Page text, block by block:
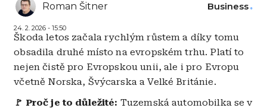
Roman Šitner
24. 2. 2026 - 15:50
Business
Škoda letos začala rychlým růstem a díky tomu
obsadila druhé místo na evropském trhu. Platí to
nejen čistě pro Evropskou unii, ale i pro Evropu
včetně Norska, Švýcarska a Velké Británie.
🚩 Proč je to důležité: Tuzemská automobilka se v